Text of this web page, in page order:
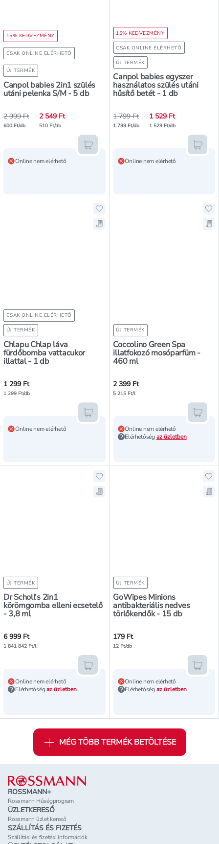
15% KEDVEZMÉNY
CSAK ONLINE ELÉRHETŐ
ÚJ TERMÉK
Canpol babies 2in1 szülés
utáni pelenka S/M - 5 db
2 999 Ft
600 Ft/db
2 549 Ft
510 Ft/db
Online nem elérhető
Kosárba teszem
15% KEDVEZMÉNY
CSAK ONLINE ELÉRHETŐ
ÚJ TERMÉK
Canpol babies egyszer
használatos szülés utáni
hűsítő betét - 1 db
1 799 Ft
1 799 Ft/db
1 529 Ft
1 529 Ft/db
Online nem elérhető
CSAK ONLINE ELÉRHETŐ
ÚJ TERMÉK
Chlapu Chlap láva
fürdőbomba vattacukor
illattal - 1 db
Hozzáadás a kedvencekhez,
Mentés a bevásárló listára,
1 299 Ft
1 299 Ft/db
Online nem elérhető
Kosárba teszem
ÚJ TERMÉK
Coccolino Green Spa
illatfokozó mosóparfüm -
460 ml
2 399 Ft
5 215 Ft/l
Online nem elérhető
Elérhetőség az üzletben
ÚJ TERMÉK
Dr Scholl's 2in1
körömgomba elleni ecsetelő
- 3,8 ml
Hozzáadás a kedvencekhez, Dr
Mentés a bevásárló listára, Dr
6 999 Ft
1 841 842 Ft/l
Online nem elérhető
Elérhetőségaz üzletben
Kosárba teszem
ÚJ TERMÉK
GoWipes Minions
antibakteriális nedves
törlőkendők - 15 db
179 Ft
12 Ft/db
Online nem elérhető
Elérhetőség az üzletben
MÉG TÖBB TERMÉK BETÖLTÉSE
Lábléc
ROSSMANN+
Rossmann Hűségprogram
ÜZLETKERESŐ
Rossmann üzlet kereső
SZÁLLÍTÁS ÉS FIZETÉS
Szállítási és fizetési információk